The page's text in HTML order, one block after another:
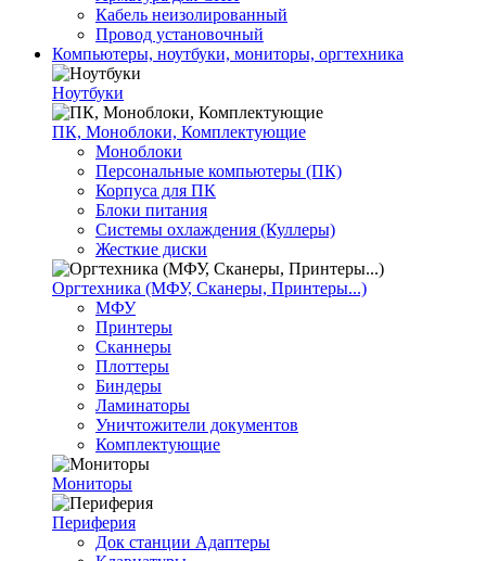
Кабель неизолированный
Провод установочный
Компьютеры, ноутбуки, мониторы, оргтехника
Ноутбуки
ПК, Моноблоки, Комплектующие
Моноблоки
Персональные компьютеры (ПК)
Корпуса для ПК
Блоки питания
Системы охлаждения (Куллеры)
Жесткие диски
Оргтехника (МФУ, Сканеры, Принтеры...)
МФУ
Принтеры
Сканнеры
Плоттеры
Биндеры
Ламинаторы
Уничтожители документов
Комплектующие
Мониторы
Периферия
Док станции Адаптеры